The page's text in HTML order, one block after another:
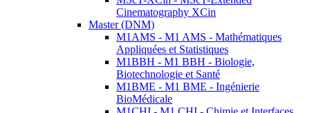
Cinematography XCin
Master (DNM)
M1AMS - M1 AMS - Mathématiques
Appliquées et Statistiques
M1BBH - M1 BBH - Biologie,
Biotechnologie et Santé
M1BME - M1 BME - Ingénierie
BioMédicale